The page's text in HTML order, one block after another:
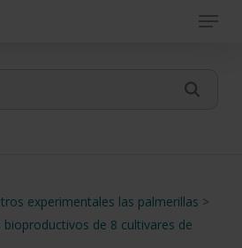
Menu
experimentales las palmerillas >
de 8 cultivares de